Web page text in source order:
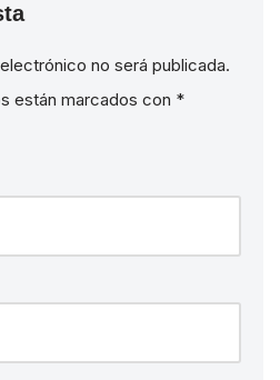
no será publicada.
están marcados con *